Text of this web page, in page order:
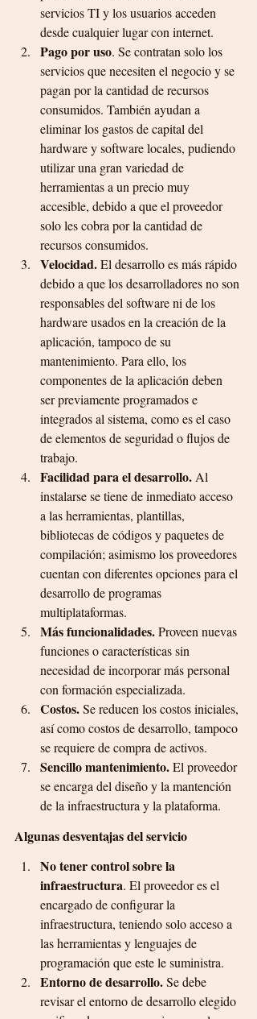
servicios TI y los usuarios acceden
desde cualquier lugar con internet.
Pago por uso. Se contratan solo los
servicios que necesiten el negocio y se
pagan por la cantidad de recursos
consumidos. También ayudan a
eliminar los gastos de capital del
hardware y software locales, pudiendo
utilizar una gran variedad de
herramientas a un precio muy
accesible, debido a que el proveedor
solo les cobra por la cantidad de
recursos consumidos.
Velocidad. El desarrollo es más rápido
debido a que los desarrolladores no son
responsables del software ni de los
hardware usados en la creación de la
aplicación, tampoco de su
mantenimiento. Para ello, los
componentes de la aplicación deben
ser previamente programados e
integrados al sistema, como es el caso
de elementos de seguridad o flujos de
trabajo.
Facilidad para el desarrollo. Al
instalarse se tiene de inmediato acceso
a las herramientas, plantillas,
bibliotecas de códigos y paquetes de
compilación; asimismo los proveedores
cuentan con diferentes opciones para el
desarrollo de programas
multiplataformas.
Más funcionalidades. Proveen nuevas
funciones o características sin
necesidad de incorporar más personal
con formación especializada.
Costos. Se reducen los costos iniciales,
así como costos de desarrollo, tampoco
se requiere de compra de activos.
Sencillo mantenimiento. El proveedor
se encarga del diseño y la mantención
de la infraestructura y la plataforma.
Algunas desventajas del servicio
No tener control sobre la
infraestructura. El proveedor es el
encargado de configurar la
infraestructura, teniendo solo acceso a
las herramientas y lenguajes de
programación que este le suministra.
Entorno de desarrollo. Se debe
revisar el entorno de desarrollo elegido